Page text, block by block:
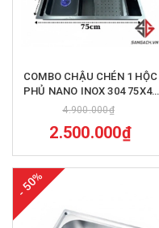
COMBO CHẬU CHÉN 1 HỘC
PHỦ NANO INOX 304 75X46
SAGA CR51
4.900.000₫
2.500.000₫
- 50%